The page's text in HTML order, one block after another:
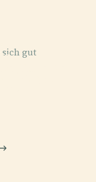
sich gut